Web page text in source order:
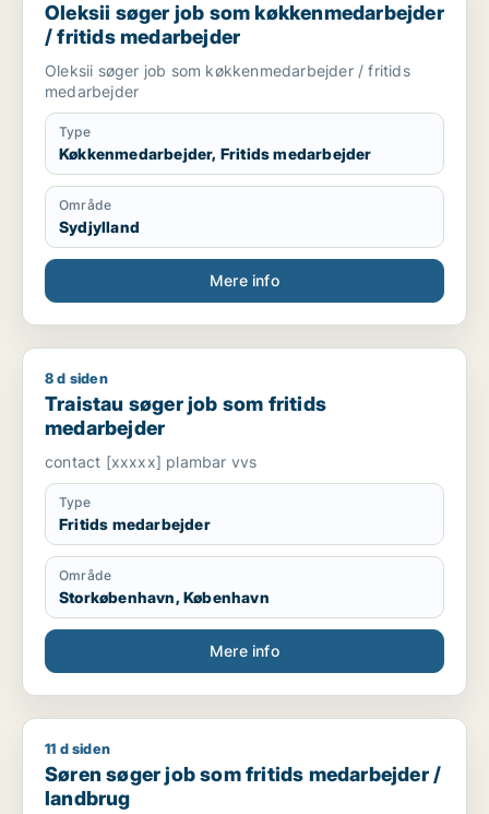
Oleksii søger job som køkkenmedarbejder
/ fritids medarbejder
Oleksii søger job som køkkenmedarbejder / fritids
medarbejder
Type
Køkkenmedarbejder, Fritids medarbejder
Område
Sydjylland
Mere info
Traistau søger job som fritids medarbejder
8 d siden
Traistau søger job som fritids
medarbejder
contact [xxxxx] plambar vvs
Type
Fritids medarbejder
Område
Storkøbenhavn, København
Mere info
Søren søger job som fritids medarbejder / landbrug
11 d siden
Søren søger job som fritids medarbejder /
landbrug